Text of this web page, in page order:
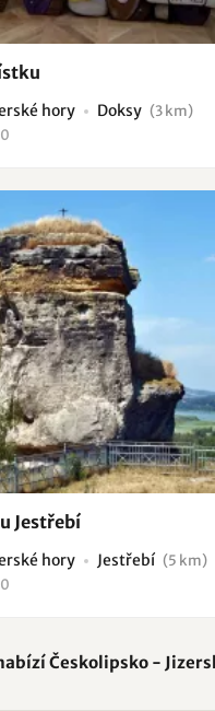
hory Doksy (3 km)
Jestřebí
hory Jestřebí (5 km)
Českolipsko -